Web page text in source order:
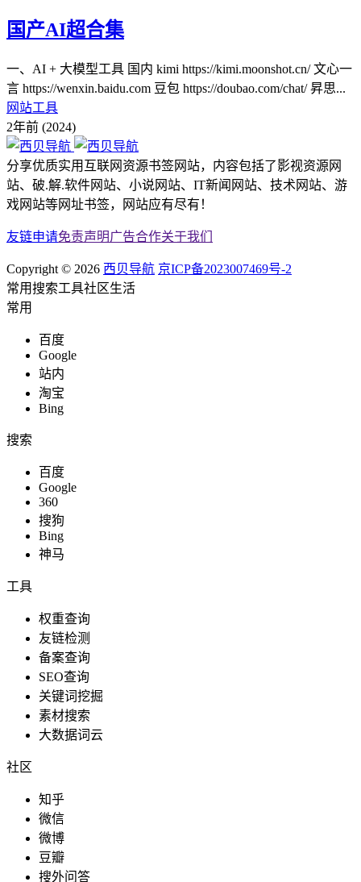
国产AI超合集
一、AI + 大模型工具 国内 kimi https://kimi.moonshot.cn/ 文心一
言 https://wenxin.baidu.com 豆包 https://doubao.com/chat/ 昇思...
网站工具
2年前 (2024)
分享优质实用互联网资源书签网站，内容包括了影视资源网
站、破.解.软件网站、小说网站、IT新闻网站、技术网站、游
戏网站等网址书签，网站应有尽有！
友链申请免责声明广告合作关于我们
Copyright © 2026 西贝导航 京ICP备2023007469号-2
常用搜索工具社区生活
常用
百度
Google
站内
淘宝
Bing
搜索
百度
Google
360
搜狗
Bing
神马
工具
权重查询
友链检测
备案查询
SEO查询
关键词挖掘
素材搜索
大数据词云
社区
知乎
微信
微博
豆瓣
搜外问答